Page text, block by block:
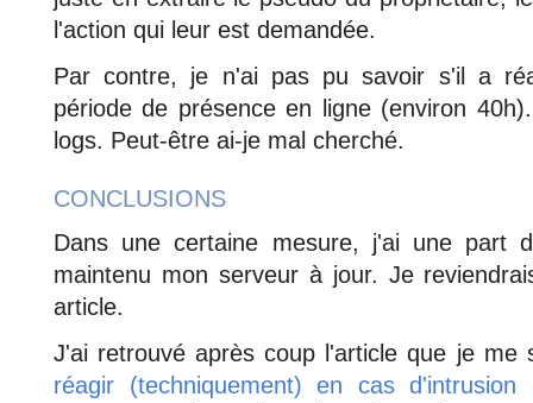
l'action qui leur est demandée.
Par contre, je n'ai pas pu savoir s'il a
période de présence en ligne (environ
logs. Peut-être ai-je mal cherché.
CONCLUSIONS
Dans une certaine mesure, j'ai une part
maintenu mon serveur à jour. Je
article.
J'ai retrouvé après coup l'article que je
réagir (techniquement) en cas d'intrusion